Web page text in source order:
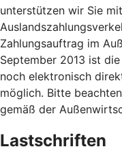
unterstützen wir Sie
Zahlungsauftrag im
September 2013 ist
noch elektronisch
möglich. Bitte
gemäß der
Lastschriften